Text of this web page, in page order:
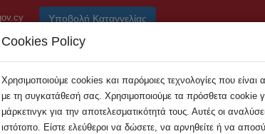
Υποβολή Καταγγελίας
Αρχική
Cookies Policy
Χρησιμοποιούμε cookies και παρόμοιες τεχνολογίες που είναι
με τη συγκατάθεσή σας. Χρησιμοποιούμε τα πρόσθετα cookie
μάρκετινγκ για την αποτελεσματικότητά τους. Αυτές οι
ιστότοπο. Είστε ελεύθεροι να δώσετε, να αρνηθείτε ή να